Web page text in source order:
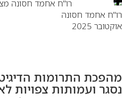
אחמד חסונה
2025
התרומות
ועמותות צפויות